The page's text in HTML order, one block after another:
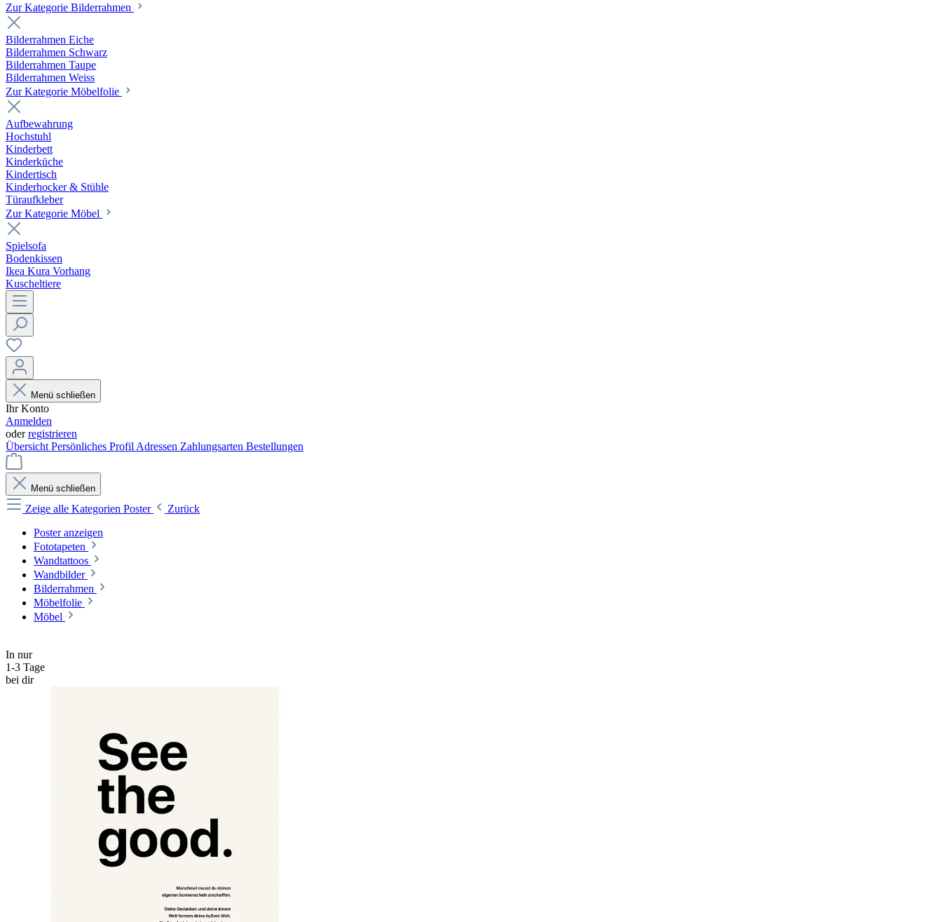
Zur Kategorie Bilderrahmen
Bilderrahmen Eiche
Bilderrahmen Schwarz
Bilderrahmen Taupe
Bilderrahmen Weiss
Zur Kategorie Möbelfolie
Aufbewahrung
Hochstuhl
Kinderbett
Kinderküche
Kindertisch
Kinderhocker & Stühle
Türaufkleber
Zur Kategorie Möbel
Spielsofa
Bodenkissen
Ikea Kura Vorhang
Kuscheltiere
Menü schließen
Ihr Konto
Anmelden
oderregistrieren
Übersicht Persönliches Profil Adressen Zahlungsarten Bestellungen
Menü schließen
Zeige alle Kategorien Poster
Zurück
Poster anzeigen
Fototapeten
Wandtattoos
Wandbilder
Bilderrahmen
Möbelfolie
Möbel
In nur
1-3 Tage
bei dir